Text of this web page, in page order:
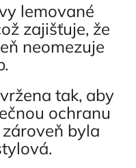
lemované
zajišťuje, že
neomezuje
tak, aby
ochranu
byla